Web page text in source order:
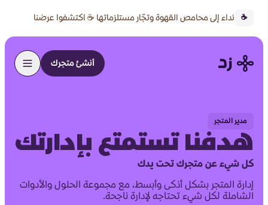
☕ نداء إلى محامص القهوة وتجّار مستلزماتها ☕ اكتشفوا عرضنا
الخاص 🔥
أنشئ متجرك
مدير المتجر
هدفنا تستمتع بإدارتك
كل شيء عن متجرك تحت يدك
إدارة المتجر بشكل أذكى وأبسط، مع مجموعة الحلول والأدوات
الشاملة لكل شيء تحتاجه لإدارة ناجحة.